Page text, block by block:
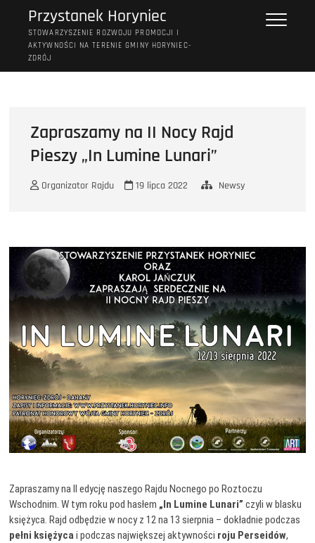
Przystanek Horyniec
STOWARZYSZENIE ROZWOJU PROMOCJI I
AKTYWNOŚCI NA TERENIE GMINY HORYNIEC-
ZDRÓJ
Zapraszamy na II Nocy Rajd
Pieszy „In Lumine Lunari”
Organizator Rajdu 19 lipca 2022 Newsy
Zapraszamy na II edycję naszego Rajdu Nocnego po Roztoczu
Wschodnim. W tym roku pod hasłem „In Lumine Lunari” czyli w blasku
księżyca. Rajd odbędzie w nocy z 12 na 13 sierpnia – dokładnie podczas
pełni księżycai podczas największej aktywności roju Perseidów,